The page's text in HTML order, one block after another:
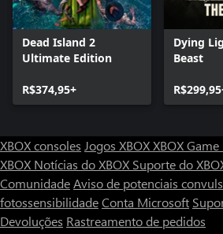
Dead Island 2
Ultimate Edition
R$374,95+
Dying
Beast
XBOX consoles Jogos XBOXXBOX Game
XBOX Notícias do XBOX Suporte do
ComunidadeAviso de potenciais
fotossensibilidadeConta Microsoft
Devoluções Rastreamento de pedidos